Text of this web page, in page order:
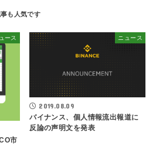
ース
市
ニュース
2019.08.09
バイナンス、個人情報流出報道に
反論の声明文を発表